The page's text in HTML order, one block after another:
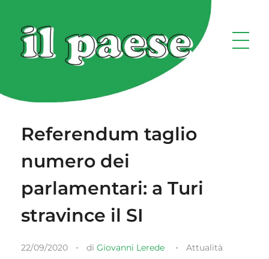
Referendum taglio
numero dei
parlamentari: a Turi
stravince il SI
22/09/2020 di Giovanni Lerede Attualità